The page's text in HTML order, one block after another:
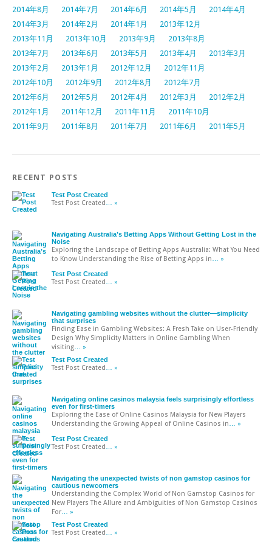
2014年8月
2014年7月 2014年6月 2014年5月
2014年4月
2014年3月
2014年2月 2014年1月
2013年12月
2013年11月
2013年10月 2013年9月
2013年8月
2013年7月
2013年6月 2013年5月 2013年4月
2013年3月
2013年2月
2013年1月 2012年12月
2012年11月
2012年10月
2012年9月 2012年8月
2012年7月
2012年6月
2012年5月 2012年4月 2012年3月
2012年2月
2012年1月
2011年12月 2011年11月
2011年10月
2011年9月
2011年8月 2011年7月 2011年6月 2011年5月
RECENT POSTS
Test Post Created
Test Post Created … »
Navigating Australia’s Betting Apps Without Getting Lost in the
Noise
Exploring the Landscape of Betting Apps Australia: What You Need
to Know Understanding the Rise of Betting Apps in … »
Test Post Created
Test Post Created … »
Navigating gambling websites without the clutter—simplicity
that surprises
Finding Ease in Gambling Websites: A Fresh Take on User-Friendly
Design Why Simplicity Matters in Online Gambling When
visiting … »
Test Post Created
Test Post Created … »
Navigating online casinos malaysia feels surprisingly effortless
even for first-timers
Exploring the Ease of Online Casinos Malaysia for New Players
Understanding the Growing Appeal of Online Casinos in … »
Test Post Created
Test Post Created … »
Navigating the unexpected twists of non gamstop casinos for
cautious newcomers
Understanding the Complex World of Non Gamstop Casinos for
New Players The Allure and Ambiguities of Non Gamstop Casinos
For … »
Test Post Created
Test Post Created … »